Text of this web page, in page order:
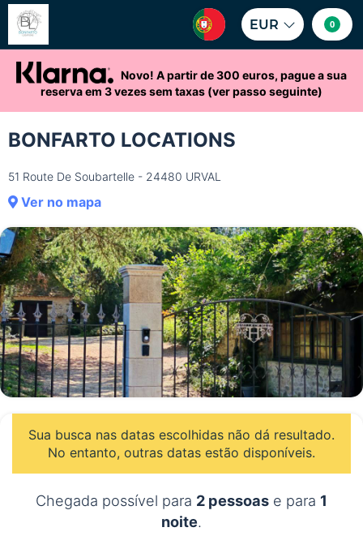
EUR 0
Novo! A partir de 300 euros, pague a sua
reserva em 3 vezes sem taxas (ver passo seguinte)
BONFARTO LOCATIONS
51 Route De Soubartelle - 24480 URVAL
Ver no mapa
Sua busca nas datas escolhidas não dá resultado.
No entanto, outras datas estão disponíveis.
Chegada possível para 2 pessoas e para 1
noite.